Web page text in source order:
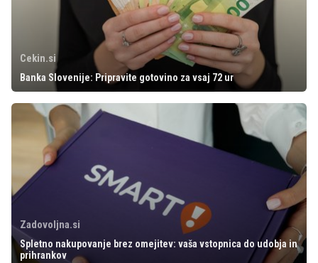
Cekin.si
Banka Slovenije: Pripravite gotovino za vsaj 72 ur
Zadovoljna.si
Spletno nakupovanje brez omejitev: vaša vstopnica do udobja in
prihrankov